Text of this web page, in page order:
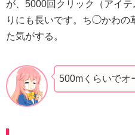
が、5000回クリック（アイ
りにも長いです。ち◯かわの
た気がする。
500mくらいでオ